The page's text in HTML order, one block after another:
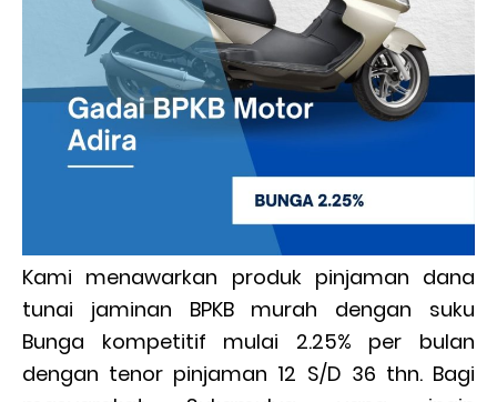
Kami menawarkan produk pinjaman dana
tunai jaminan BPKB murah dengan suku
Bunga kompetitif mulai 2.25% per bulan
dengan tenor pinjaman 12 S/D 36 thn. Bagi